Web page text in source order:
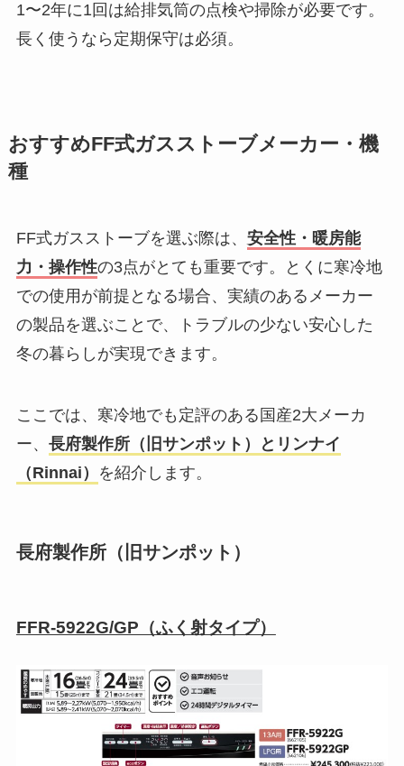
1〜2年に1回は給排気筒の点検や掃除が必要です。
長く使うなら定期保守は必須。
おすすめFF式ガスストーブメーカー・機
種
FF式ガスストーブを選ぶ際は、 安全性・暖房能
力・操作性の3点がとても重要です。とくに寒冷地
での使用が前提となる場合、実績のあるメーカー
の製品を選ぶことで、トラブルの少ない安心した
冬の暮らしが実現できます。
ここでは、寒冷地でも定評のある国産2大メーカ
ー、 長府製作所（旧サンポット）とリンナイ
（Rinnai）
を紹介します。
長府製作所（旧サンポット）
FFR-5922G/GP（ふく射タイプ）